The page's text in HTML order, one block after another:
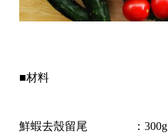
■材料
鮮蝦去殼留尾 ：300g